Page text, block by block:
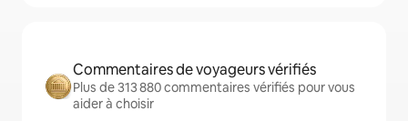
Commentaires de voyageurs vérifiés
Plus de 313 880 commentaires vérifiés pour vous
aider à choisir